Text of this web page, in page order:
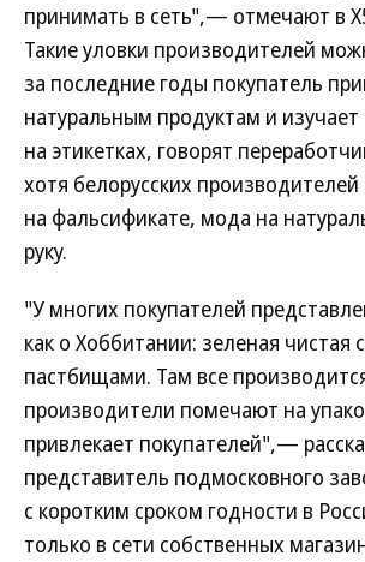
принимать в сеть",— отмечают в
Такие уловки производителей
за последние годы покупатель
натуральным продуктам и
на этикетках, говорят
хотя белорусских
на фальсификате, мода на
руку.
"У многих покупателей
как о Хоббитании: зеленая чистая
пастбищами. Там все
производители помечают на
привлекает покупателей",—
представитель подмосковного
с коротким сроком годности в
только в сети собственных